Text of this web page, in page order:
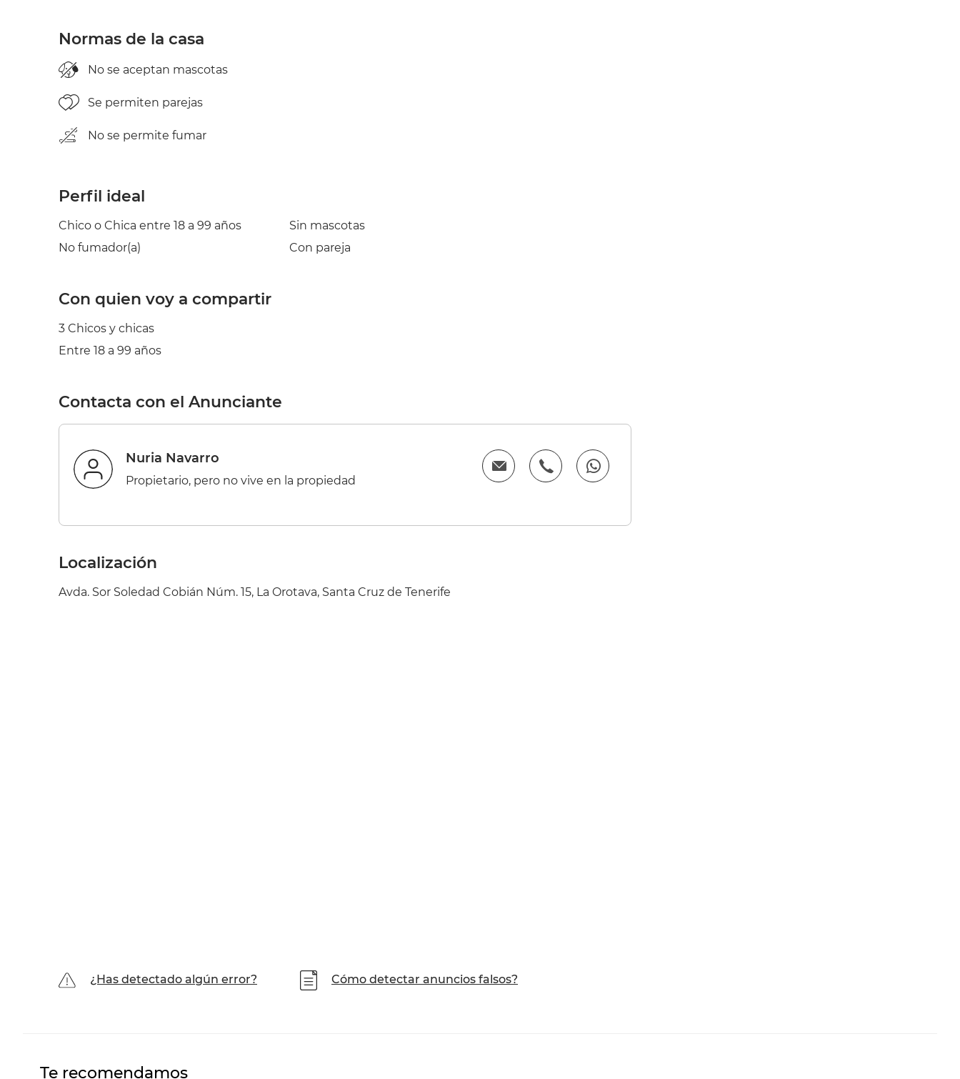
Normas de la casa
No se aceptan mascotas
Se permiten parejas
No se permite fumar
Perfil ideal
Chico o Chica entre 18 a 99 años
No fumador(a)
Sin mascotas
Con pareja
Con quien voy a compartir
3 Chicos y chicas
Entre 18 a 99 años
Contacta con el Anunciante
Nuria Navarro
Propietario, pero no vive en la propiedad
Localización
Avda. Sor Soledad Cobián Núm. 15, La Orotava, Santa Cruz de Tenerife
¿Has detectado algún error? Cómo detectar anuncios falsos?
Te recomendamos